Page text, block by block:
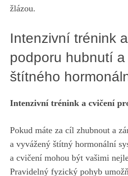
žlázou.
Intenzivní trénink
podporu hubnutí
‍štítného
Intenzivní trénink a ​cvičení
Pokud máte za cíl zhubnout a
a vyvážený štítný ​hormonální
‌a cvičení mohou být vašimi
Pravidelný fyzický pohyb